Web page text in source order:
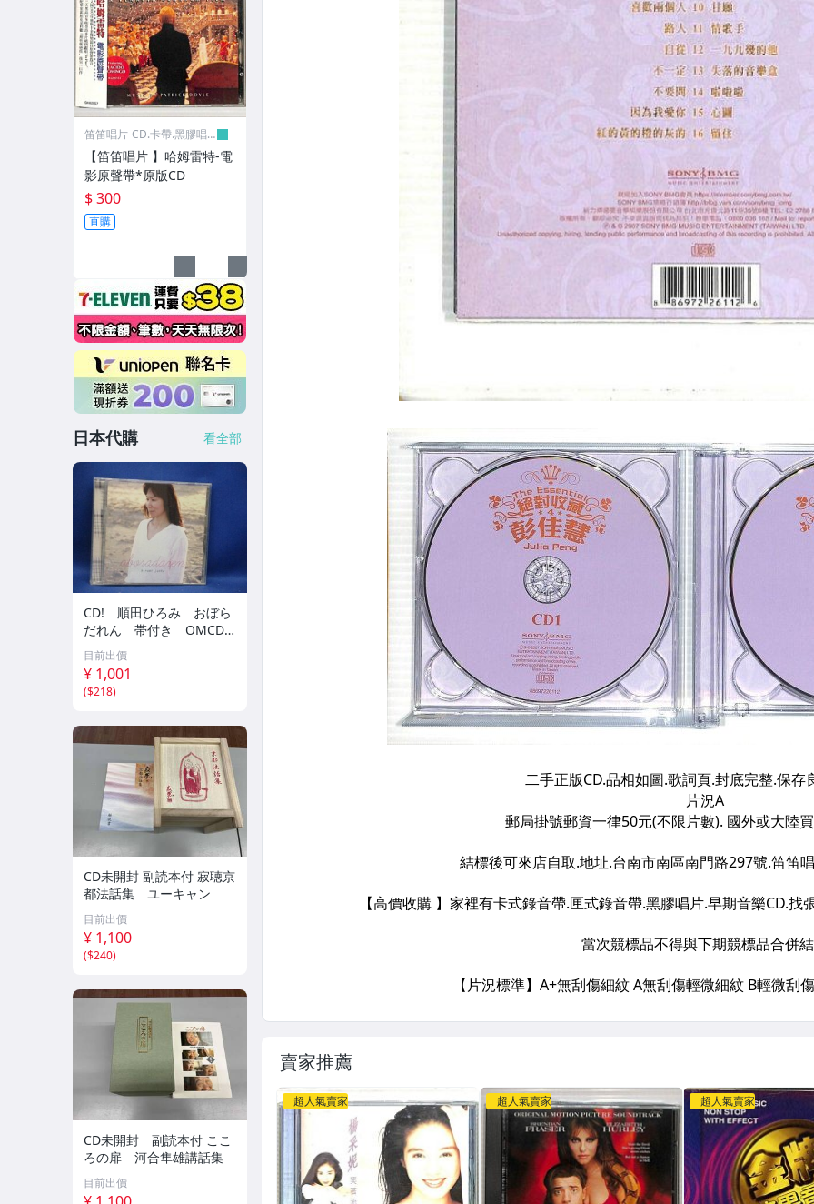
賣家推薦
超人氣賣家 超人氣賣家 超人氣賣家
笛笛唱片-CD.卡帶.黑膠唱
【笛笛唱片 】哈姆雷特-電
影原聲帶*原版CD
$ 300
直購
日本代購 看全部
CD! 順田ひろみ おぼら
だれん 帯付き OMCD-1
6 42405
目前出價
¥ 1,001
($218)
CD未開封 副読本付 寂聴京
都法話集 ユーキャン
目前出價
¥ 1,100
($240)
CD未開封 副読本付 ここ
ろの扉 河合隼雄講話集
目前出價